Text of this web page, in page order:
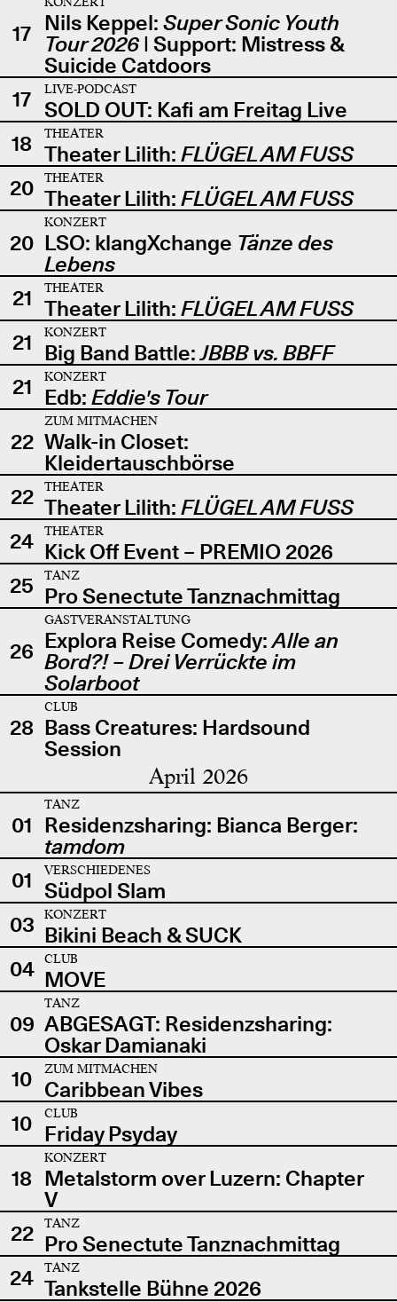
17 Nils Keppel: Super Sonic Youth
Tour 2026| Support: Mistress &
Suicide Catdoors
17
LIVE-PODCAST
SOLD OUT: Kafi am Freitag Live
18
THEATER
Theater Lilith: FLÜGEL AM FUSS
20
THEATER
Theater Lilith: FLÜGEL AM FUSS
20
KONZERT
LSO: klangXchange Tänze des
Lebens
21
THEATER
Theater Lilith: FLÜGEL AM FUSS
21
KONZERT
Big Band Battle:JBBB vs. BBFF
21
KONZERT
Edb: Eddie's Tour
22
ZUM MITMACHEN
Walk-in Closet:
Kleidertauschbörse
22
THEATER
Theater Lilith: FLÜGEL AM FUSS
24
THEATER
Kick Off Event – PREMIO 2026
25
TANZ
Pro Senectute Tanznachmittag
26
GASTVERANSTALTUNG
Explora Reise Comedy:Alle an
Bord?! – Drei Verrückte im
Solarboot
28
CLUB
Bass Creatures: Hardsound
Session
April 2026
01
TANZ
Residenzsharing: Bianca Berger:
tamdom
01
VERSCHIEDENES
Südpol Slam
03
KONZERT
Bikini Beach & SUCK
04
CLUB
MOVE
09
TANZ
ABGESAGT: Residenzsharing:
Oskar Damianaki
10
ZUM MITMACHEN
Caribbean Vibes
10
CLUB
Friday Psyday
18
KONZERT
Metalstorm over Luzern: Chapter
V
22
TANZ
Pro Senectute Tanznachmittag
24
TANZ
Tankstelle Bühne 2026